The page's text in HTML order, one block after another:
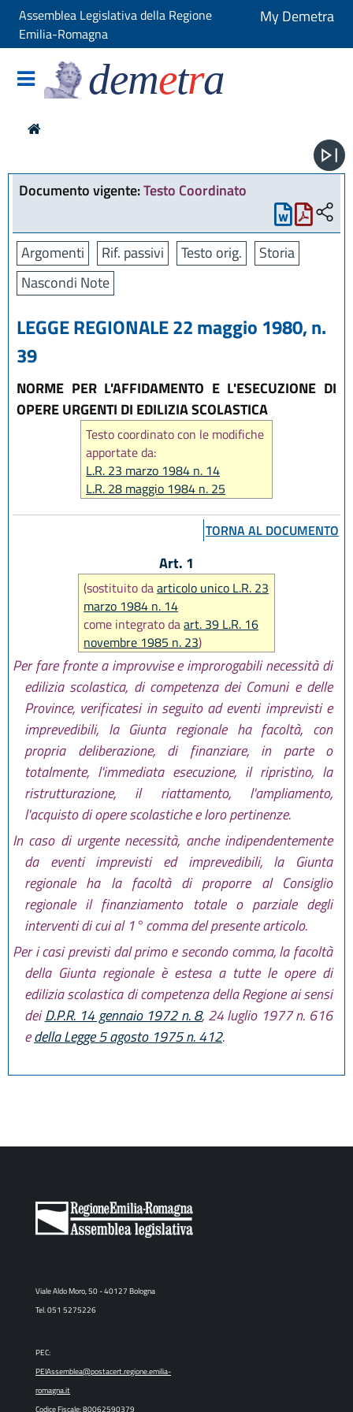
Assemblea Legislativa della Regione
Emilia-Romagna
My Demetra
demetra
Documento vigente:Testo Coordinato
Argomenti Rif. passivi Testo orig.
Storia
Nascondi Note
LEGGE REGIONALE 22 maggio 1980, n.
39
NORME PER L'AFFIDAMENTO E L'ESECUZIONE DI
OPERE URGENTI DI EDILIZIA SCOLASTICA
Testo coordinato con le modifiche
apportate da:
L.R. 23 marzo 1984 n. 14
L.R. 28 maggio 1984 n. 25
L.R. 4 novembre 1991 n. 26
L.R. 9 novembre 1995 n. 55
L.R. 21 dicembre 2012 n. 19
L.R. 20 maggio 2021, n. 5
TORNA AL DOCUMENTO
Art. 1
(sostituito daarticolo unico L.R. 23
marzo 1984 n. 14
come integrato daart. 39 L.R. 16
novembre 1985 n. 23)
Per fare fronte a improvvise e improrogabili necessità di
edilizia scolastica, di competenza dei Comuni e delle
Province, verificatesi in seguito ad eventi imprevisti e
imprevedibili, la Giunta regionale ha facoltà, con
propria deliberazione, di finanziare, in parte o
totalmente, l'immediata esecuzione, il ripristino, la
ristrutturazione, il riattamento, l'ampliamento,
l'acquisto di opere scolastiche e loro pertinenze.
In caso di urgente necessità, anche indipendentemente
da eventi imprevisti ed imprevedibili, la Giunta
regionale ha la facoltà di proporre al Consiglio
regionale il finanziamento totale o parziale degli
interventi di cui al 1° comma del presente articolo.
Per i casi previsti dal primo e secondo comma, la facoltà
della Giunta regionale è estesa a tutte le opere di
edilizia scolastica di competenza della Regione ai sensi
deiD.P.R. 14 gennaio 1972 n. 8, 24 luglio 1977 n. 616
edella Legge 5 agosto 1975 n. 412.
Viale Aldo Moro, 50 - 40127 Bologna
Tel. 051 5275226
PEC:
PEIAssemblea@postacert.regione.emilia-
romagna.it
Codice Fiscale: 80062590379